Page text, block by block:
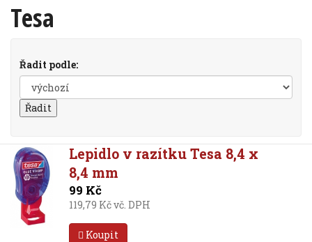
Tesa
Řadit podle:
Lepidlo v razítku Tesa 8,4 x
8,4 mm
99 Kč
119,79 Kč vč. DPH
Koupit